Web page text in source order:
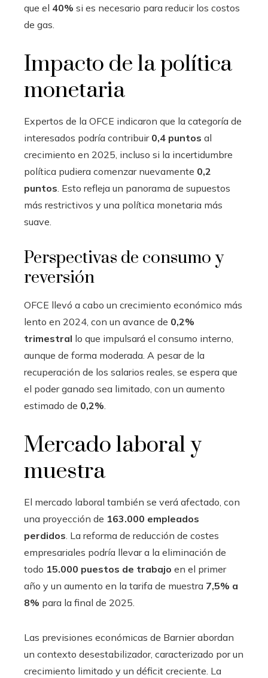
que el 40% si es necesario para reducir los costos
de gas.
Impacto de la política
monetaria
Expertos de la OFCE indicaron que la categoría de
interesados ​​podría contribuir 0,4 puntos al
crecimiento en 2025, incluso si la incertidumbre
política pudiera comenzar nuevamente 0,2
puntos . Esto refleja un panorama de supuestos
más restrictivos y una política monetaria más
suave.
Perspectivas de consumo y
reversión
OFCE llevó a cabo un crecimiento económico más
lento en 2024, con un avance de 0,2%
trimestral lo que impulsará el consumo interno,
aunque de forma moderada. A pesar de la
recuperación de los salarios reales, se espera que
el poder ganado sea limitado, con un aumento
estimado de 0,2%
Mercado laboral y
muestra
El mercado laboral también se verá afectado, con
una proyección de 163.000 empleados
perdidos . La reforma de reducción de costes
empresariales podría llevar a la eliminación de
todo 15.000 puestos de trabajo en el primer
año y un aumento en la tarifa de muestra 7,5% a
8% para la final de 2025.
Las previsiones económicas de Barnier abordan
un contexto desestabilizador, caracterizado por un
crecimiento limitado y un déficit creciente. La